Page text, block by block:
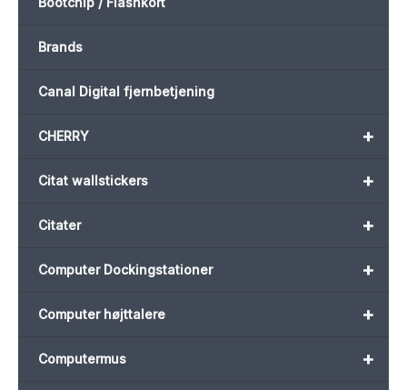
Brands
Canal Digital fjernbetjening
+
CHERRY
+
Citat wallstickers
+
Citater
+
Computer Dockingstationer
+
Computer højttalere
+
Computermus